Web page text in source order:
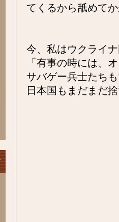
てくるから舐めて
今、私はウクライ
「有事の時には、
サバゲー兵士たち
日本国もまだまだ